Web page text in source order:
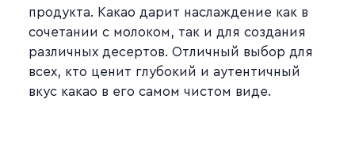
продукта. Какао дарит наслаждение как в
сочетании с молоком, так и для создания
различных десертов. Отличный выбор для
всех, кто ценит глубокий и аутентичный
вкус какао в его самом чистом виде.